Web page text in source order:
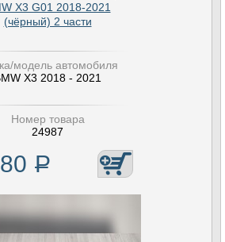
X3 G01 2018-2021
(чёрный) 2 части
модель автомобиля
X3 2018 - 2021
Номер товара
24987
Р